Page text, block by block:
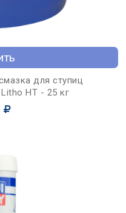
для ступиц
HT - 25 кг